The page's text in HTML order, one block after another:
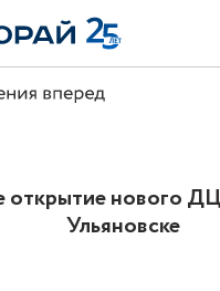
открытие нового
Ульяновске